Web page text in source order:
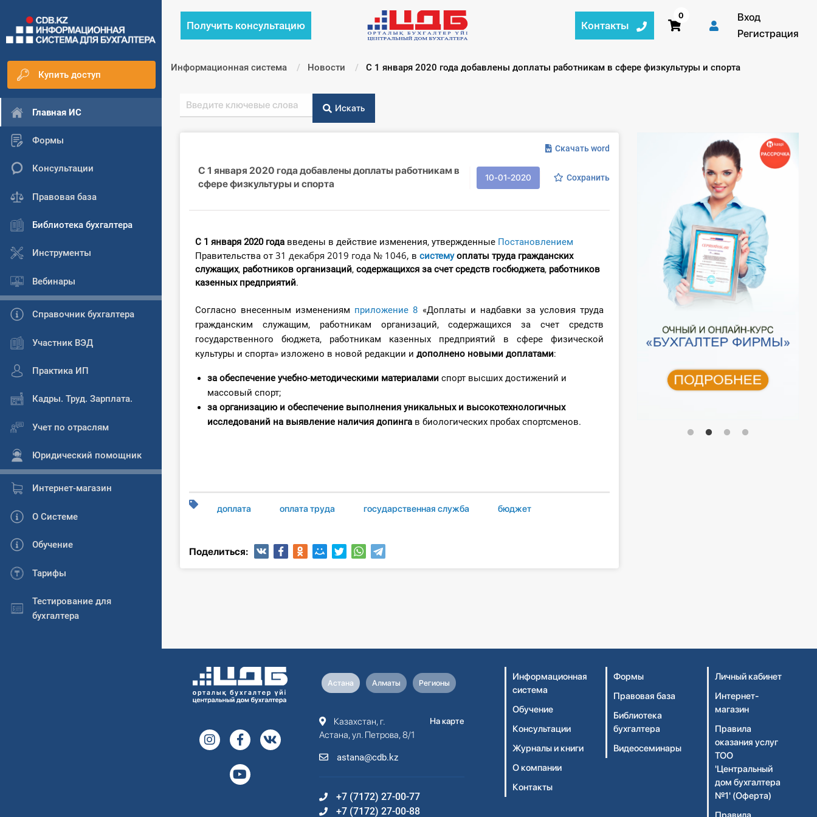
Купить доступ
Главная ИС
Формы
Консультации
Правовая база
Библиотека бухгалтера
Инструменты
Вебинары
Справочник бухгалтера
Участник ВЭД
Практика ИП
Кадры. Труд. Зарплата.
Учет по отраслям
Юридический помощник
Интернет-магазин
О Системе
Обучение
Тарифы
Тестирование для
бухгалтера
Получить консультацию Контакты
0
Вход
Регистрация
Информационная система Новости Текущий:
С 1 января 2020 года добавлены доплаты работникам в сфере физкультуры и спорта
Искать
Скачать word
С 1 января 2020 года добавлены доплаты работникам в
сфере физкультуры и спорта
10-01-2020 Сохранить
С 1 января 2020 года введены в действие изменения, утвержденные Постановлением
Правительства от 31 декабря 2019 года № 1046, в системуоплаты труда гражданских
служащих, работников организаций, содержащихся за счет средств госбюджета, работников
казенных предприятий.
Согласно внесенным изменениям приложение 8 «Доплаты и надбавки за условия труда
гражданским служащим, работникам организаций, содержащихся за счет средств
государственного бюджета, работникам казенных предприятий в сфере физической
культуры и спорта» изложено в новой редакции и дополнено новыми доплатами:
за обеспечение учебно-методическими материалами спорт высших достижений и
массовый спорт;
за организацию и обеспечение выполнения уникальных и высокотехнологичных
исследований на выявление наличия допинга в биологических пробах спортсменов.
доплата оплата труда государственная служба бюджет
Поделиться:
Астана Алматы Регионы
Казахстан, г.
Астана, ул. Петрова, 8/1
astana@cdb.kz
На карте
+7 (7172) 27-00-77
+7 (7172) 27-00-88
Информационная
система
Обучение
Консультации
Журналы и книги
О компании
Контакты
Формы
Правовая база
Библиотека
бухгалтера
Видеосеминары
Личный кабинет
Интернет-
магазин
Правила
оказания услуг
ТОО
'Центральный
дом бухгалтера
№1' (Оферта)